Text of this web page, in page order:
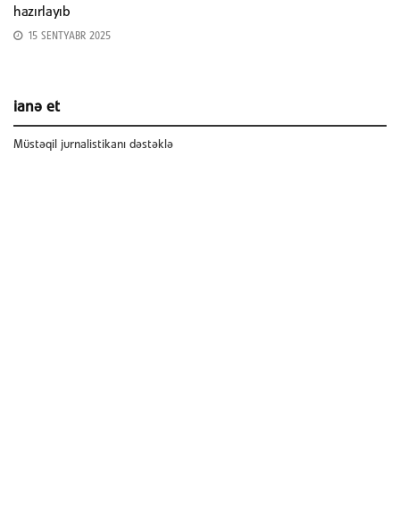
hazırlayıb
15 SENTYABR 2025
ianə et
Müstəqil jurnalistikanı dəstəklə